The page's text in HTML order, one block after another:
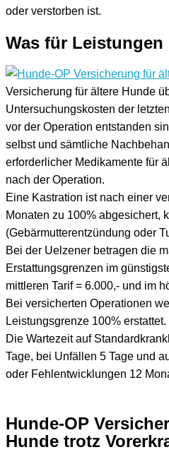
oder verstorben ist.
Was für
Versicherung für ältere Hunde
Untersuchungskosten der
vor der Operation entstanden
selbst und sämtliche
erforderlicher Medikamente für
nach der Operation.
Eine Kastration ist nach einer
Monaten zu 100% abgesichert,
(Gebärmutterentzündung oder
Bei der Uelzener betragen die
Erstattungsgrenzen im
mittleren Tarif = 6.000,- und im
Bei versicherten Operationen
Leistungsgrenze 100% erstattet.
Die Wartezeit auf
Tage, bei Unfällen 5 Tage und
oder Fehlentwicklungen 12
Hunde-OP
Hunde trotz